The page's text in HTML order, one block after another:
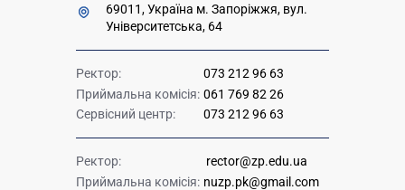
69011, Україна м. Запоріжжя, вул.
Університетська, 64
Ректор:
073 212 96 63
Приймальна комісія: 061 769 82 26
Сервісний центр:
073 212 96 63
Ректор:
rector@zp.edu.ua
Приймальна комісія: nuzp.pk@gmail.com